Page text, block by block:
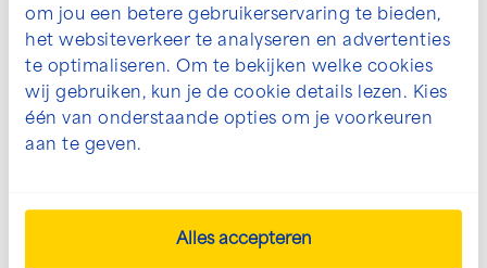
om jou een betere gebruikerservaring te bieden,
het websiteverkeer te analyseren en advertenties
te optimaliseren. Om te bekijken welke cookies
wij gebruiken, kun je de cookie details lezen. Kies
één van onderstaande opties om je voorkeuren
aan te geven.
Alles accepteren
flexibele instelling.
kunnen. Onze mensen zijn daar de belangrijkste factor